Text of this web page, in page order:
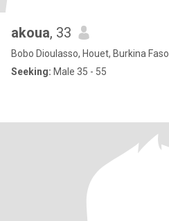
akoua, 33
Bobo Dioulasso, Houet, Burkina Faso
Seeking: Male 35 - 55